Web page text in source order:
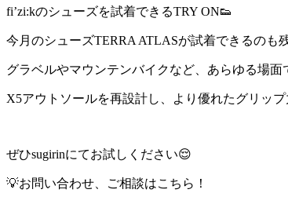
fi’zi:kのシューズを試着できるTRY ON👟
今月のシューズTERRA ATLASが試着できるのも
グラベルやマウンテンバイクなど、あらゆる場面
X5アウトソールを再設計し、より優れたグリッ
ぜひsugirinにてお試しください😌
💡お問い合わせ、ご相談はこちら！